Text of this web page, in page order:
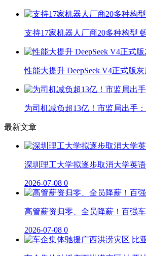
支持17家机器人厂商20多种构型
性能大提升 DeepSeek V4正式版
为司机减负超13亿！市监局出手
最新文章
深圳理工大学拟逐步取消大学英
2026-07-08 0
高管薪资归零、全员降薪！百强
2026-07-08 0